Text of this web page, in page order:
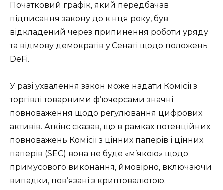
Початковий графік, який передбачав
підписання закону до кінця року, був
відкладений через припинення роботи уряду
та відмову демократів у Сенаті щодо положень
DeFi.
У разі ухвалення закон може надати Комісії з
торгівлі товарними ф’ючерсами значні
повноваження щодо регулювання цифрових
активів. Аткінс сказав, що в рамках потенційних
повноважень Комісії з цінних паперів і цінних
паперів (SEC) вона не буде «м’якою» щодо
примусового виконання, ймовірно, включаючи
випадки, пов’язані з криптовалютою.